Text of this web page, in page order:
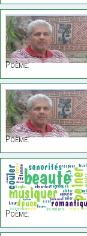
Poème:
Poème:
Poème: